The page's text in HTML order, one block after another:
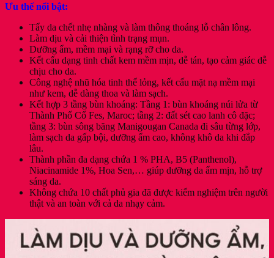
Ưu thế nổi bật:
Tẩy da chết nhẹ nhàng và làm thông thoáng lỗ chân lông.
Làm dịu và cải thiện tình trạng mụn.
Dưỡng ẩm, mềm mại và rạng rỡ cho da.
Kết cấu dạng tinh chất kem mềm mịn, dễ tán, tạo cảm giác dễ
chịu cho da.
Công nghệ nhũ hóa tinh thể lỏng, kết cấu mặt nạ mềm mại
như kem, dễ dàng thoa và làm sạch.
Kết hợp 3 tầng bùn khoáng: Tầng 1: bùn khoáng núi lửa từ
Thành Phố Cổ Fes, Maroc; tầng 2: đất sét cao lanh cô đặc;
tầng 3: bùn sông băng Manigougan Canada đi sâu từng lớp,
làm sạch da gấp bội, dưỡng ẩm cao, không khô da khi đắp
lâu.
Thành phần đa dạng chứa 1 % PHA, B5 (Panthenol),
Niacinamide 1%, Hoa Sen,… giúp dưỡng da ẩm mịn, hỗ trợ
sáng da.
Không chứa 10 chất phủ gia đã được kiểm nghiệm trên người
thật và an toàn với cả da nhạy cảm.